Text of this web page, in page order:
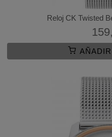
Reloj CK Twisted